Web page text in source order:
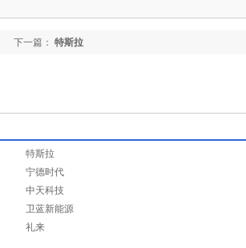
下一篇： 特斯拉
特斯拉
宁德时代
中天科技
卫蓝新能源
礼来